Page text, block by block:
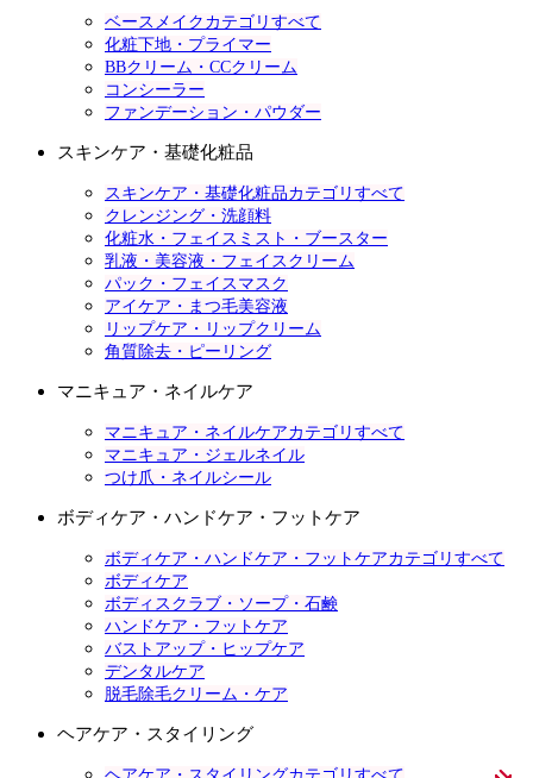
ベースメイクカテゴリすべて
化粧下地・プライマー
BBクリーム・CCクリーム
コンシーラー
ファンデーション・パウダー
スキンケア・基礎化粧品
スキンケア・基礎化粧品カテゴリすべて
クレンジング・洗顔料
化粧水・フェイスミスト・ブースター
乳液・美容液・フェイスクリーム
パック・フェイスマスク
アイケア・まつ毛美容液
リップケア・リップクリーム
角質除去・ピーリング
マニキュア・ネイルケア
マニキュア・ネイルケアカテゴリすべて
マニキュア・ジェルネイル
つけ爪・ネイルシール
ボディケア・ハンドケア・フットケア
ボディケア・ハンドケア・フットケアカテゴリすべて
ボディケア
ボディスクラブ・ソープ・石鹸
ハンドケア・フットケア
バストアップ・ヒップケア
デンタルケア
脱毛除毛クリーム・ケア
ヘアケア・スタイリング